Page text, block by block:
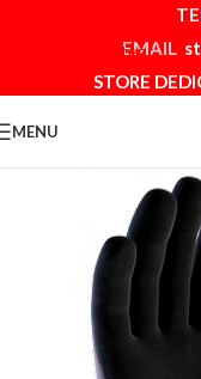
Skip to main content
EMAIL
STORE
MENU